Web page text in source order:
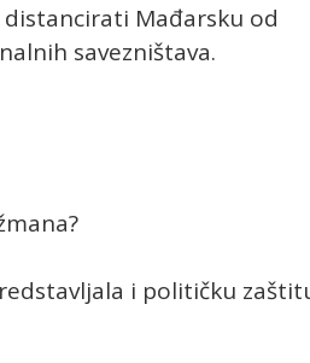
Mađarsku od
savezništava.
i političku